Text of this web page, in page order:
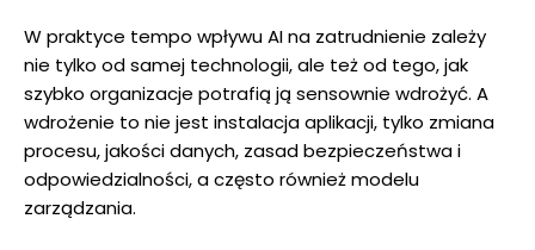
W praktyce tempo wpływu AI na zatrudnienie zależy
nie tylko od samej technologii, ale też od tego, jak
szybko organizacje potrafią ją sensownie wdrożyć. A
wdrożenie to nie jest instalacja aplikacji, tylko zmiana
procesu, jakości danych, zasad bezpieczeństwa i
odpowiedzialności, a często również modelu
zarządzania.